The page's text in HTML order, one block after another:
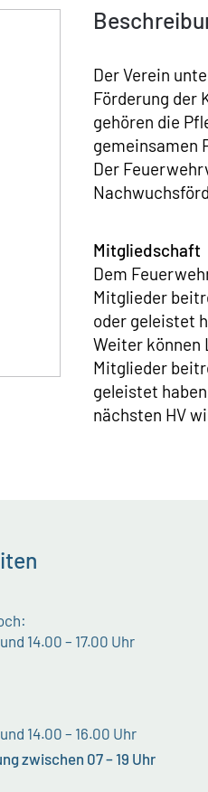
Der Verein
Förderung der
gehören die
gemeinsamen
Der
Mitgliedschaft
Dem
Mitglieder
oder geleistet
Weiter können
Mitglieder
geleistet
nächsten HV
14.00 – 17.00 Uhr
14.00 – 16.00 Uhr
zwischen 07 – 19 Uhr